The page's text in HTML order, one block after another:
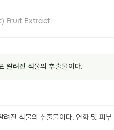
Fruit Extract
알려진 식물의 추출물이다.
진 식물의 추출물이다. 연화 및 피